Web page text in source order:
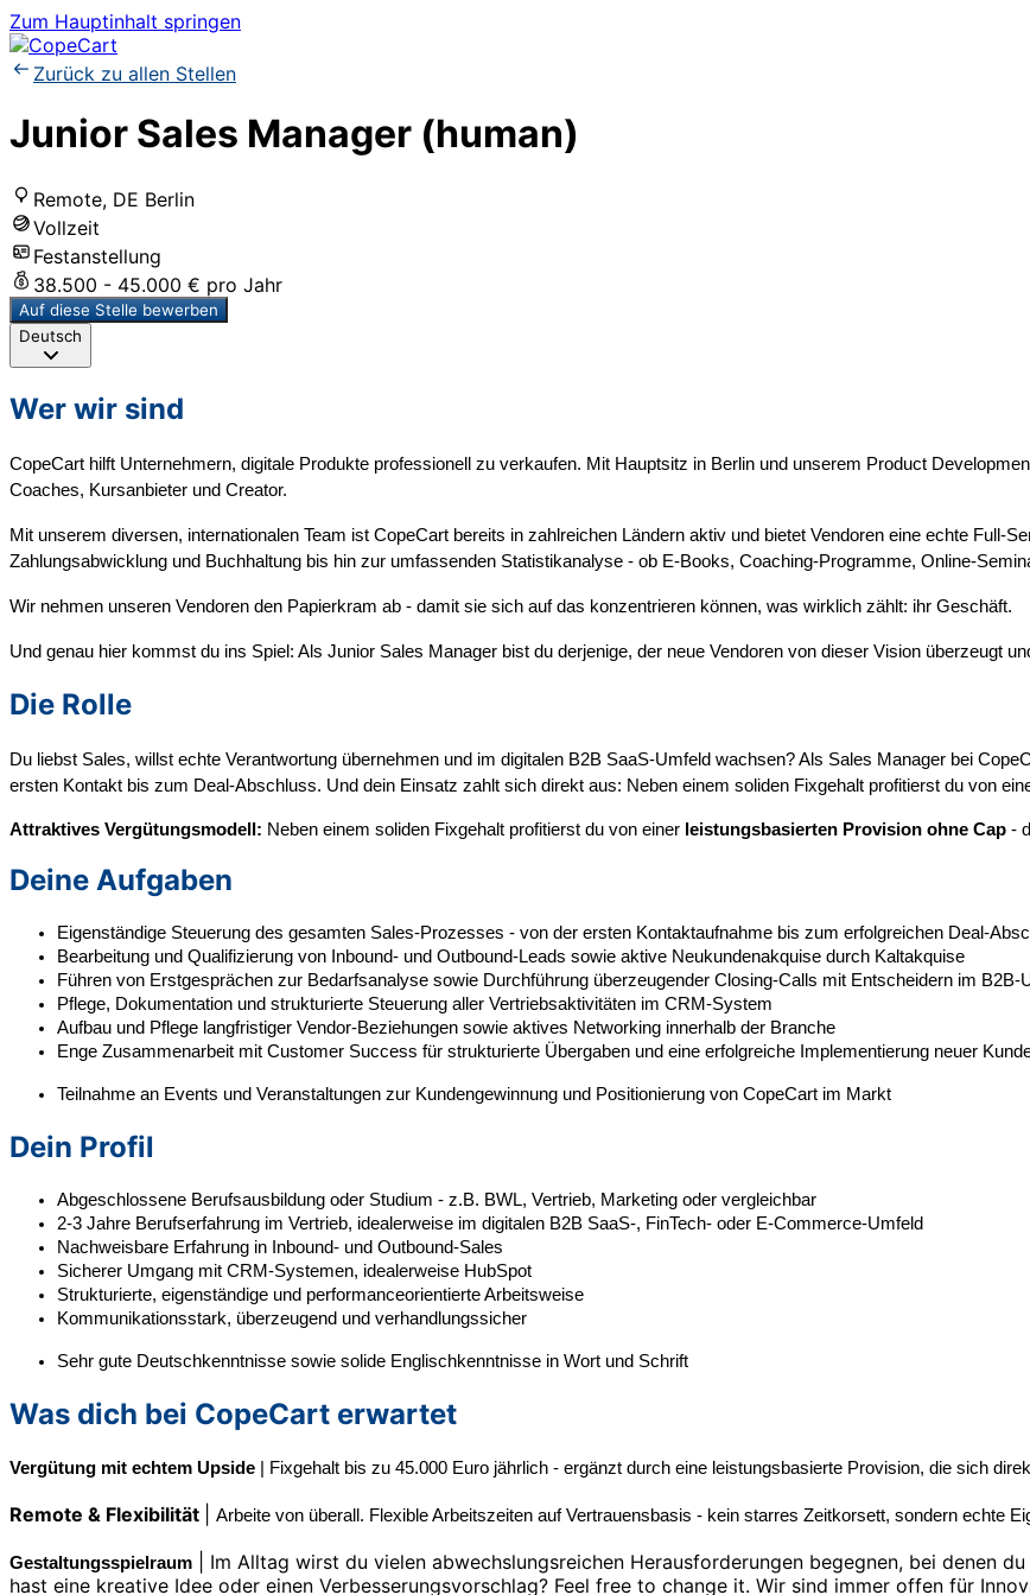
Zum Hauptinhalt springen
Zurück zu allen Stellen
Junior Sales Manager (human)
Remote, DE Berlin
Vollzeit
Festanstellung
38.500 - 45.000 € pro Jahr
Auf diese Stelle bewerben
Deutsch
Wer wir sind
CopeCart hilft Unternehmern, digitale Produkte professionell zu verkaufen. Mit Hauptsitz in Berlin und unserem Product
Coaches, Kursanbieter und Creator.
Mit unserem diversen, internationalen Team ist CopeCart bereits in zahlreichen Ländern aktiv und bietet Vendoren eine echte Full-
Zahlungsabwicklung und Buchhaltung bis hin zur umfassenden Statistikanalyse - ob E-Books, Coaching-Programme, Online-
Wir nehmen unseren Vendoren den Papierkram ab - damit sie sich auf das konzentrieren können, was wirklich zählt: ihr Geschäft.
Und genau hier kommst du ins Spiel: Als Junior Sales Manager bist du derjenige, der neue Vendoren von dieser Vision überzeugt
Die Rolle
Du liebst Sales, willst echte Verantwortung übernehmen und im digitalen B2B SaaS-Umfeld wachsen? Als Sales Manager bei
ersten Kontakt bis zum Deal-Abschluss. Und dein Einsatz zahlt sich direkt aus: Neben einem soliden Fixgehalt profitierst du von
Attraktives Vergütungsmodell: Neben einem soliden Fixgehalt profitierst du von einer leistungsbasierten Provision ohne Cap -
Deine Aufgaben
Eigenständige Steuerung des gesamten Sales-Prozesses - von der ersten Kontaktaufnahme bis zum erfolgreichen Deal-
Bearbeitung und Qualifizierung von Inbound- und Outbound-Leads sowie aktive Neukundenakquise durch Kaltakquise
Führen von Erstgesprächen zur Bedarfsanalyse sowie Durchführung überzeugender Closing-Calls mit Entscheidern im B2B-
Pflege, Dokumentation und strukturierte Steuerung aller Vertriebsaktivitäten im CRM-System
Aufbau und Pflege langfristiger Vendor-Beziehungen sowie aktives Networking innerhalb der Branche
Enge Zusammenarbeit mit Customer Success für strukturierte Übergaben und eine erfolgreiche Implementierung neuer
Teilnahme an Events und Veranstaltungen zur Kundengewinnung und Positionierung von CopeCart im Markt
Dein Profil
Abgeschlossene Berufsausbildung oder Studium - z.B. BWL, Vertrieb, Marketing oder vergleichbar
2-3 Jahre Berufserfahrung im Vertrieb, idealerweise im digitalen B2B SaaS-, FinTech- oder E-Commerce-Umfeld
Nachweisbare Erfahrung in Inbound- und Outbound-Sales
Sicherer Umgang mit CRM-Systemen, idealerweise HubSpot
Strukturierte, eigenständige und performanceorientierte Arbeitsweise
Kommunikationsstark, überzeugend und verhandlungssicher
Sehr gute Deutschkenntnisse sowie solide Englischkenntnisse in Wort und Schrift
Was dich bei CopeCart erwartet
Vergütung mit echtem Upside | Fixgehalt bis zu 45.000 Euro jährlich - ergänzt durch eine leistungsbasierte Provision, die sich
Remote & Flexibilität Arbeite von überall. Flexible Arbeitszeiten auf Vertrauensbasis - kein starres Zeitkorsett, sondern echte
Gestaltungsspielraum
| Im Alltag wirst du vielen abwechslungsreichen Herausforderungen begegnen, bei denen
hast eine kreative Idee oder einen Verbesserungsvorschlag? Feel free to change it. Wir sind immer offen für